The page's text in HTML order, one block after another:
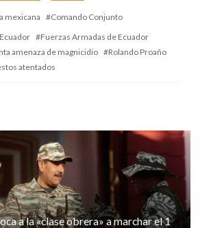
mexicana
Comando Conjunto
Ecuador
Fuerzas Armadas de Ecuador
amenaza de magnicidio
Rolando Proaño
atentados
a la «clase obrera» a marchar el 1